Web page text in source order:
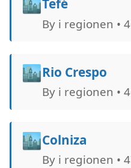
Tefé
By i regionen •
🏙️Rio Crespo
By i regionen •
🏙️Colniza
By i regionen •